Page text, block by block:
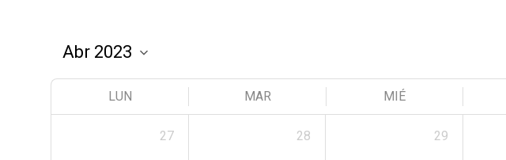
LUN MAR MIÉ
27 28 29